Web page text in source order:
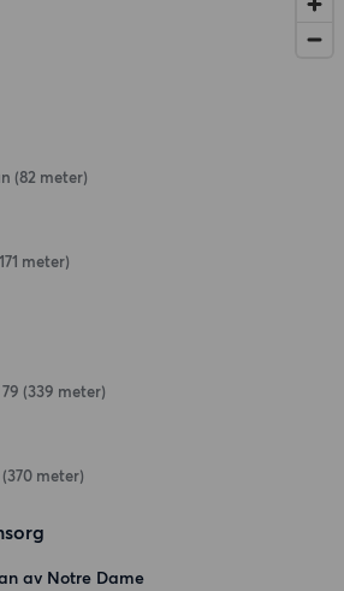
(82 meter)
meter)
(339 meter)
(370 meter)
av Notre Dame